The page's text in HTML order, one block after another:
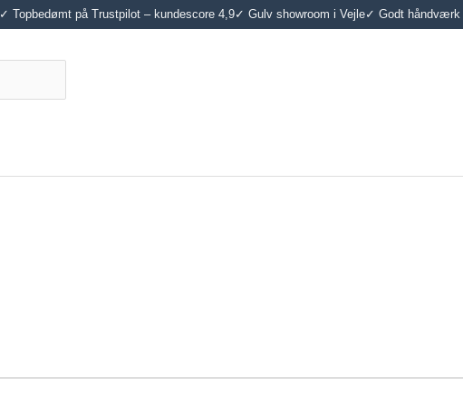
✓ Topbedømt på Trustpilot – kundescore 4,9✓ Gulv showroom i Vejle✓ Godt håndværk